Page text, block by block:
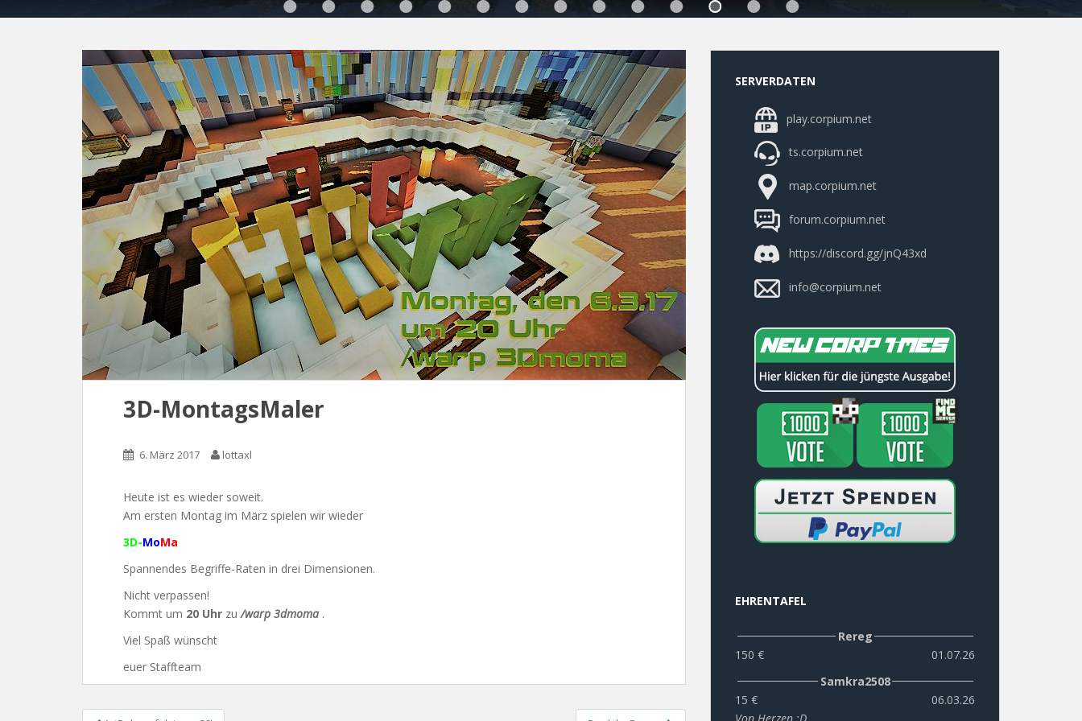
3D-MontagsMaler
6. März 2017 lottaxl
Heute ist es wieder soweit.
Am ersten Montag im März spielen wir wieder
3D-MoMa
Spannendes Begriffe-Raten in drei Dimensionen.
Nicht verpassen!
Kommt um 20 Uhr zu/warp 3dmoma .
Viel Spaß wünscht
euer Staffteam
SERVERDATEN
play.corpium.net
ts.corpium.net
map.corpium.net
forum.corpium.net
https://discord.gg/jnQ43xd
info@corpium.net
EHRENTAFEL
Rereg
150 €
01.07.26
Samkra2508
15 €
06.03.26